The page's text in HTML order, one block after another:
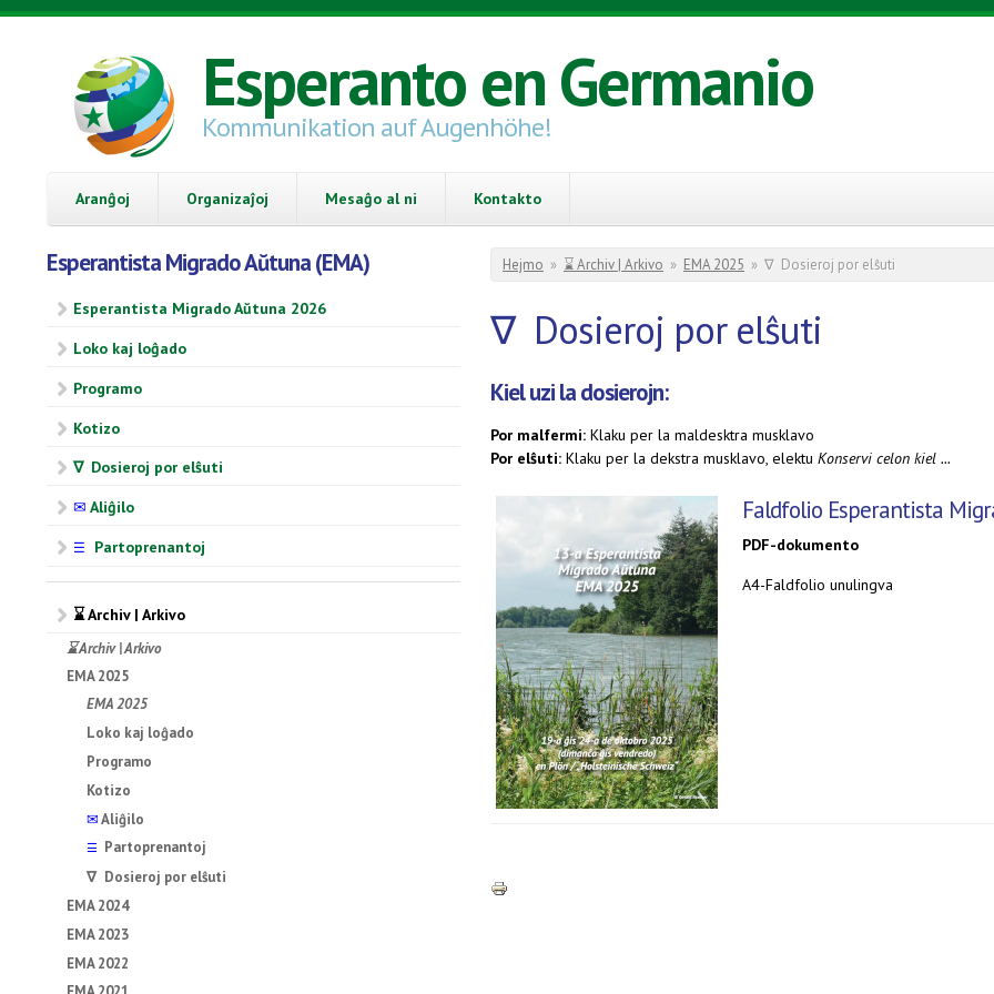
Skip to main content
Esperanto en Germanio
Kommunikation auf Augenhöhe!
Aranĝoj Organizaĵoj Mesaĝo al ni Kontakto
Esperantista Migrado Aŭtuna (EMA)
Esperantista Migrado Aŭtuna 2026
Loko kaj loĝado
Programo
Kotizo
∇ Dosieroj por elŝuti
✉ Aliĝilo
☰ Partoprenantoj
⌛ Archiv | Arkivo
⌛ Archiv | Arkivo
EMA 2025
EMA 2025
Loko kaj loĝado
Programo
Kotizo
✉Aliĝilo
☰ Partoprenantoj
∇ Dosieroj por elŝuti
EMA 2024
EMA 2023
EMA 2022
You are here
Hejmo » ⌛ Archiv | Arkivo » EMA 2025 » ∇ Dosieroj por elŝuti
∇ Dosieroj por elŝuti
Kiel uzi la dosierojn:
Por malfermi: Klaku per la maldesktra musklavo
Por elŝuti: Klaku per la dekstra musklavo, elektu Konservi celon kiel ...
Faldfolio Esperantista
PDF-dokumento
A4-Faldfolio unulingva